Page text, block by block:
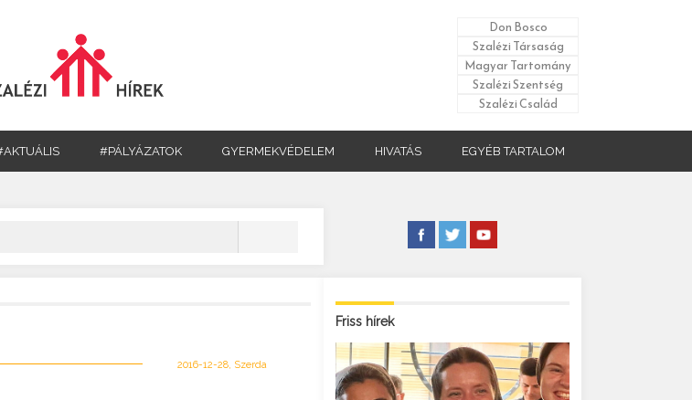
Don Bosco
Szalézi Társaság
Magyar Tartomány
Szalézi Szentség
Szalézi Család
#PÁLYÁZATOK GYERMEKVÉDELEM HIVATÁS EGYÉB TARTALOM
2016-12-28, Szerda
Friss hírek